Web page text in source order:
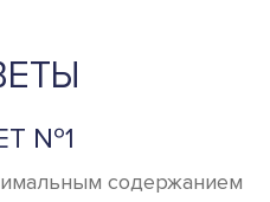
№1
содержанием